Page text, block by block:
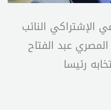
الإشتراكي النائب
عبد الفتاح
رئيسا